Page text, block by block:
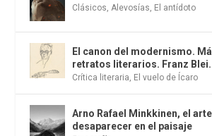
Clásicos,Alevosías, El antídoto
El canon del modernismo.
retratos literarios. Franz
Crítica literaria, El vuelo de Ícaro
Arno Rafael Minkkinen, el
desaparecer en el paisaje